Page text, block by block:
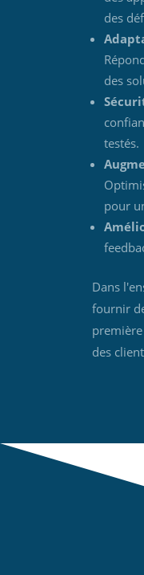
des
des
testés.
pour
Dans
fournir
des